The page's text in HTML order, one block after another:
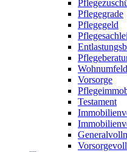
Pflegegrade
Pflegegeld
Vorsorge
Testament